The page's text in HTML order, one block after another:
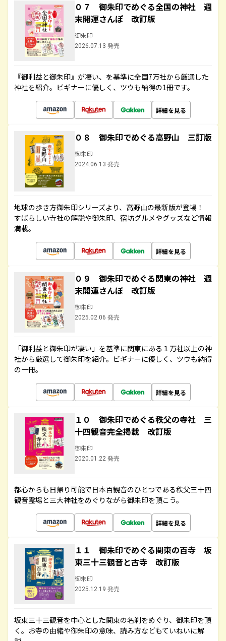
０７ 御朱印でめぐる全国の神社 週
末開運さんぽ 改訂版
御朱印
2026.07.13 発売
『御利益と御朱印』が凄い、を基準に全国7万社から厳選した
神社を紹介。ビギナーに優しく、ツウも納得の1冊です。
詳細を見る
０８ 御朱印でめぐる高野山 三訂版
御朱印
2024.06.13 発売
地球の歩き方御朱印シリーズより、高野山の最新版が登場！
すばらしい寺社の解説や御朱印、宿坊グルメやグッズなど情報
満載。
詳細を見る
０９ 御朱印でめぐる関東の神社 週
末開運さんぽ 改訂版
御朱印
2025.02.06 発売
「御利益と御朱印が凄い」を基準に関東にある１万社以上の神
社から厳選して御朱印を紹介。ビギナーに優しく、ツウも納得
の一冊。
詳細を見る
１０ 御朱印でめぐる秩父の寺社 三
十四観音完全掲載 改訂版
御朱印
2020.01.22 発売
都心からも日帰り可能で日本百観音のひとつである秩父三十四
観音霊場と三大神社をめぐりながら御朱印を頂こう。
詳細を見る
１１ 御朱印でめぐる関東の百寺 坂
東三十三観音と古寺 改訂版
御朱印
2025.12.19 発売
坂東三十三観音を中心とした関東の名刹をめぐり、御朱印を頂
く。お寺の由緒や御朱印の意味、読み方などもていねいに解